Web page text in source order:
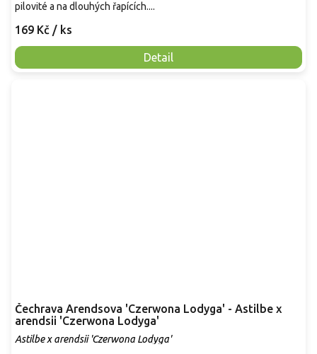
169 Kč / ks
Detail
pilovité a na dlouhých řapících....
Čechrava Arendsova 'Czerwona Lodyga' - Astilbe x
arendsii 'Czerwona Lodyga'
Astilbe x arendsii 'Czerwona Lodyga'